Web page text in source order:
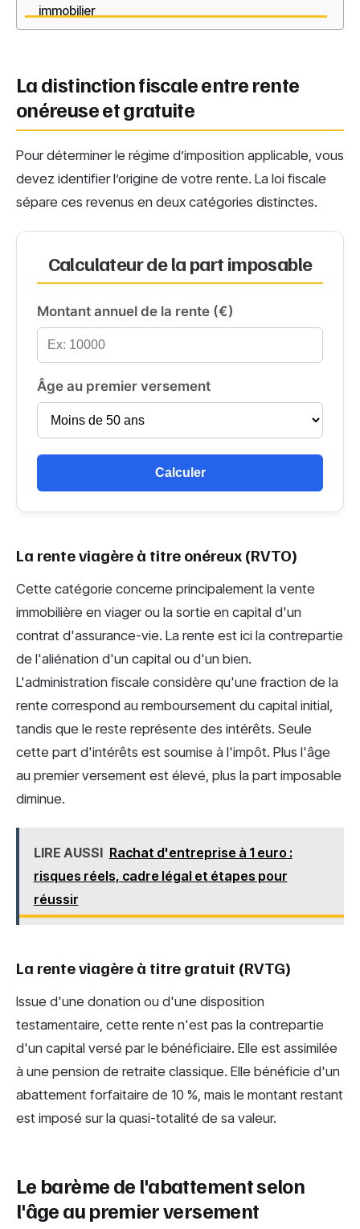
immobilier
La distinction fiscale entre rente
onéreuse et gratuite
Pour déterminer le régime d’imposition applicable, vous
devez identifier l’origine de votre rente. La loi fiscale
sépare ces revenus en deux catégories distinctes.
Calculateur de la part imposable
Montant annuel de la rente (€)
Âge au premier versement
Calculer
La rente viagère à titre onéreux (RVTO)
Cette catégorie concerne principalement la vente
immobilière en viager ou la sortie en capital d'un
contrat d'assurance-vie. La rente est ici la contrepartie
de l'aliénation d'un capital ou d'un bien.
L'administration fiscale considère qu'une fraction de la
rente correspond au remboursement du capital initial,
tandis que le reste représente des intérêts. Seule
cette part d'intérêts est soumise à l'impôt. Plus l'âge
au premier versement est élevé, plus la part imposable
diminue.
LIRE AUSSI Rachat d'entreprise à 1 euro :
risques réels, cadre légal et étapes pour
réussir
La rente viagère à titre gratuit (RVTG)
Issue d'une donation ou d'une disposition
testamentaire, cette rente n'est pas la contrepartie
d'un capital versé par le bénéficiaire. Elle est assimilée
à une pension de retraite classique. Elle bénéficie d'un
abattement forfaitaire de 10 %, mais le montant restant
est imposé sur la quasi-totalité de sa valeur.
Le barème de l'abattement selon
l'âge au premier versement